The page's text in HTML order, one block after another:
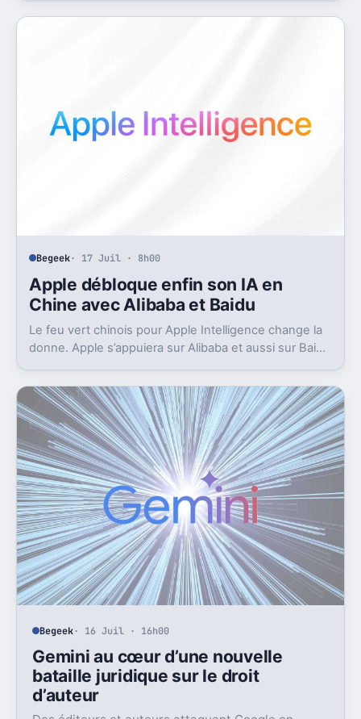
Begeek· 17 Juil · 8h00
Apple débloque enfin son IA en
Chine avec Alibaba et Baidu
Le feu vert chinois pour Apple Intelligence change la
donne. Apple s’appuiera sur Alibaba et aussi sur Baidu
Begeek· 16 Juil · 16h00
Gemini au cœur d’une nouvelle
bataille juridique sur le droit
d’auteur